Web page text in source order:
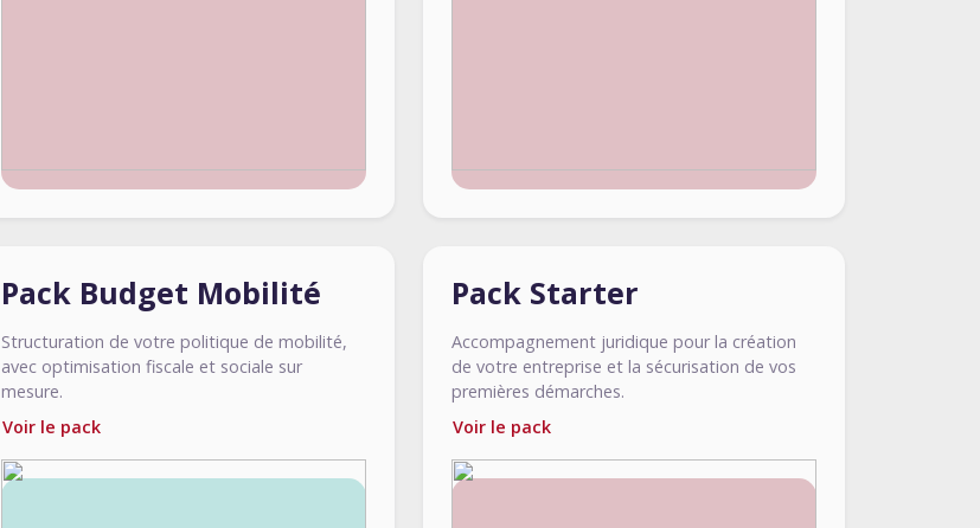
Pack Budget Mobilité
Structuration de votre politique de mobilité,
avec optimisation fiscale et sociale sur
mesure.
Voir le pack
Pack Starter
Accompagnement juridique pour la création
de votre entreprise et la sécurisation de vos
premières démarches.
Voir le pack